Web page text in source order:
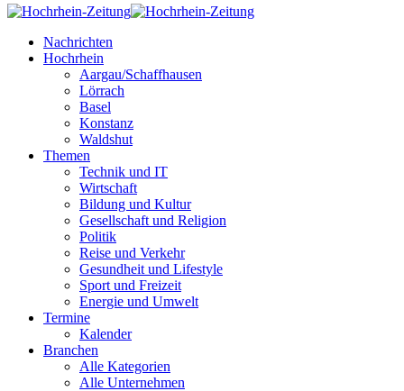
Nachrichten
Hochrhein
Aargau/Schaffhausen
Lörrach
Basel
Konstanz
Waldshut
Themen
Technik und IT
Wirtschaft
Bildung und Kultur
Gesellschaft und Religion
Politik
Reise und Verkehr
Gesundheit und Lifestyle
Sport und Freizeit
Energie und Umwelt
Termine
Kalender
Branchen
Alle Kategorien
Alle Unternehmen